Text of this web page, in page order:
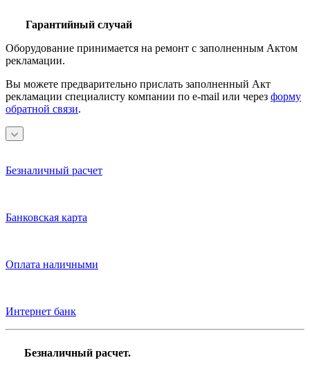
Гарантийный случай
Оборудование принимается на ремонт с заполненным Актом
рекламации.
Вы можете предварительно прислать заполненный Акт
рекламации специалисту компании по e-mail или через форму
обратной связи.
Безналичный расчет
Банковская карта
Оплата наличными
Интернет банк
Безналичный расчет.